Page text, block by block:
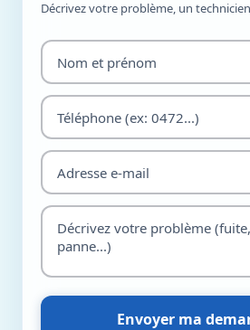
Décrivez votre problème, un
Envoyer ma